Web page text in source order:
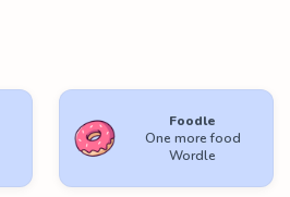
Foodle
One more food
Wordle